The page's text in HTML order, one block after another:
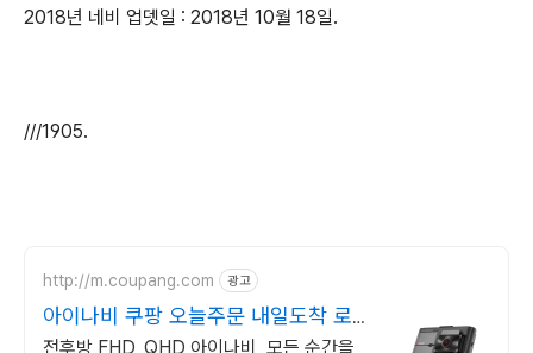
2018년 네비 업뎃일 : 2018년 10월 18일.
///1905.
http://m.coupang.com 광고
아이나비 쿠팡 오늘주문 내일도착 로켓
배송
전후방 FHD, QHD 아이나비, 모든 순간을